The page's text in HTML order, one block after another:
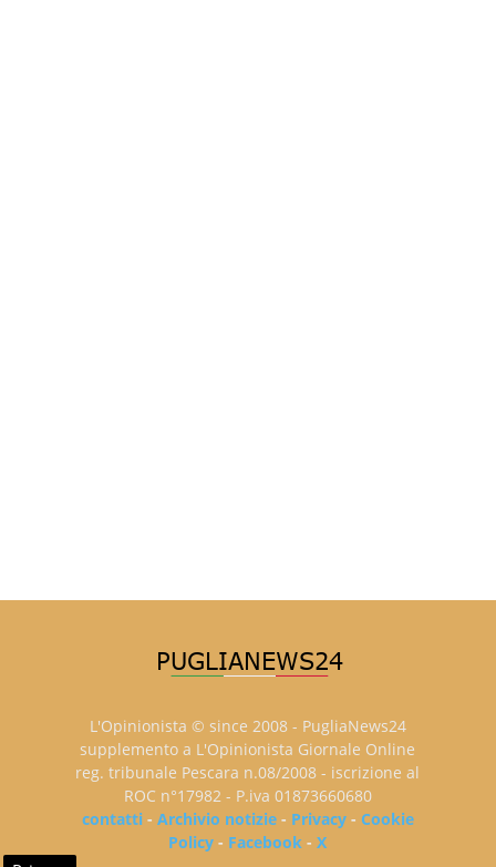
L'Opinionista © since 2008 - PugliaNews24
supplemento a L'Opinionista Giornale Online
reg. tribunale Pescara n.08/2008 - iscrizione al
ROC n°17982 - P.iva 01873660680
contatti- Archivio notizie- Privacy- Cookie
Policy - Facebook -X